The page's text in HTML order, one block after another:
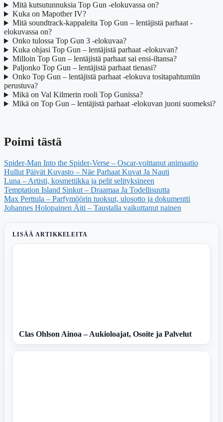
Mitä kutsutunnuksia Top Gun -elokuvassa on?
Kuka on Mapother IV?
Mitä soundtrack-kappaleita Top Gun – lentäjistä parhaat -
elokuvassa on?
Onko tulossa Top Gun 3 -elokuvaa?
Kuka ohjasi Top Gun – lentäjistä parhaat -elokuvan?
Milloin Top Gun – lentäjistä parhaat sai ensi-iltansa?
Paljonko Top Gun – lentäjistä parhaat tienasi?
Onko Top Gun – lentäjistä parhaat -elokuva tositapahtumiin
perustuva?
Mikä on Val Kilmerin rooli Top Gunissa?
Mikä on Top Gun – lentäjistä parhaat -elokuvan juoni suomeksi?
Poimi tästä
Spider-Man Into the Spider-Verse – Oscar-voittanut animaatio
Hullut Päivät Kuvasto – Näe Parhaat Kuvat Ja Nauti
Luna – Artisti, kosmetiikka ja pelit selityksineen
Temptation Island Sinkut – Draamaa Ja Todellisuutta
Max Perttula – Parfymöörin tuoksut, ulosotto ja dokumentti
Johannes Holopainen Äiti – Taustalla vaikuttanut nainen
LISÄÄ ARTIKKELEITA
Clas Ohlson Ainoa – Aukioloajat, Osoite ja Palvelut